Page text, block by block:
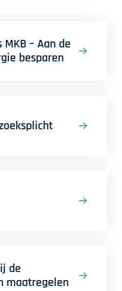
– Aan de
besparen
de
maatregelen